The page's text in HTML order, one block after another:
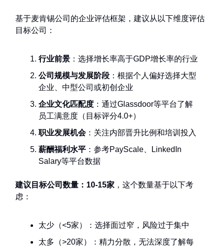
基于麦肯锡公司的企业评估框架，建议从以下维度评估
目标公司：
行业前景 ：选择增长率高于GDP增长率的行业
公司规模与发展阶段 ：根据个人偏好选择大型
企业、中型公司或初创企业
企业文化匹配度 ：通过Glassdoor等平台了解
员工满意度（目标评分4.0+）
职业发展机会：关注内部晋升比例和培训投入
薪酬福利水平 ：参考PayScale、LinkedIn
Salary等平台数据
建议目标公司数量：10-15家 ，这个数量基于以下考
虑：
太少（<5家）：选择面过窄，风险过于集中
太多（>20家）：精力分散，无法深度了解每